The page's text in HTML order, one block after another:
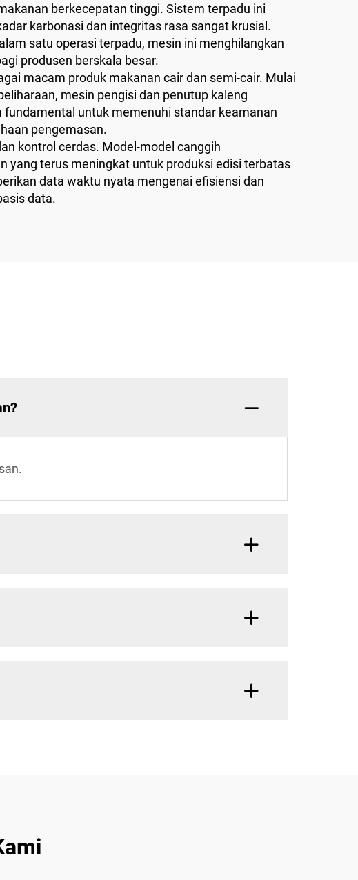
berkecepatan tinggi. Sistem terpadu ini
karbonasi dan integritas rasa sangat krusial.
satu operasi terpadu, mesin ini menghilangkan
produsen berskala besar.
macam produk makanan cair dan semi-cair. Mulai
mesin pengisi dan penutup kaleng
untuk memenuhi standar keamanan
pengemasan.
kontrol cerdas. Model-model canggih
yang terus meningkat untuk produksi edisi terbatas
data waktu nyata mengenai efisiensi dan
data.